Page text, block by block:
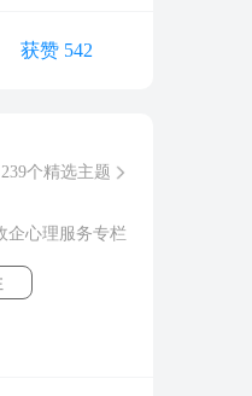
获赞 542
239个精选主题
企心理服务专栏